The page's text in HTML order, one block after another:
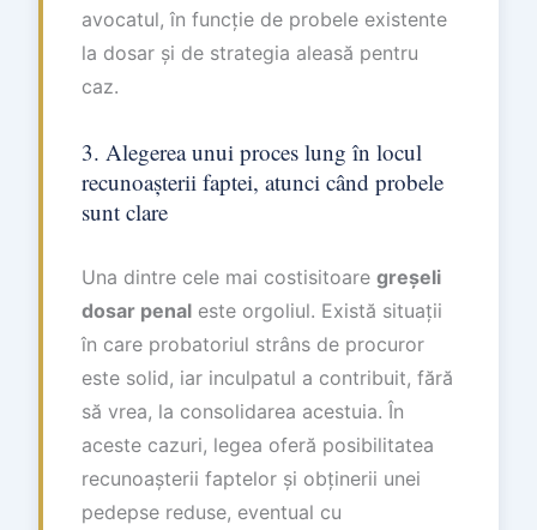
avocatul, în funcție de probele existente
la dosar și de strategia aleasă pentru
caz.
3. Alegerea unui proces lung în locul
recunoașterii faptei, atunci când probele
sunt clare
Una dintre cele mai costisitoare greșeli
dosar penal este orgoliul. Există situații
în care probatoriul strâns de procuror
este solid, iar inculpatul a contribuit, fără
să vrea, la consolidarea acestuia. În
aceste cazuri, legea oferă posibilitatea
recunoașterii faptelor și obținerii unei
pedepse reduse, eventual cu